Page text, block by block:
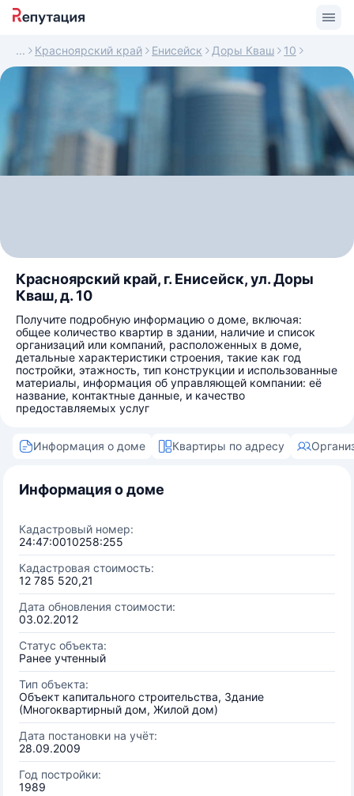
Красноярский край Енисейск Доры Кваш 10
Красноярский край, г. Енисейск, ул. Доры
Кваш, д. 10
Получите подробную информацию о доме, включая:
общее количество квартир в здании, наличие и список
организаций или компаний, расположенных в доме,
детальные характеристики строения, такие как год
постройки, этажность, тип конструкции и использованные
материалы, информация об управляющей компании: её
название, контактные данные, и качество
предоставляемых услуг
Информация о доме Квартиры по адресу
Информация о доме
Кадастровый номер:
24:47:0010258:255
Кадастровая стоимость:
12 785 520,21
Дата обновления стоимости:
03.02.2012
Статус объекта:
Ранее учтенный
Тип объекта:
Объект капитального строительства, Здание
(Многоквартирный дом, Жилой дом)
Дата постановки на учёт:
28.09.2009
Год постройки:
1989